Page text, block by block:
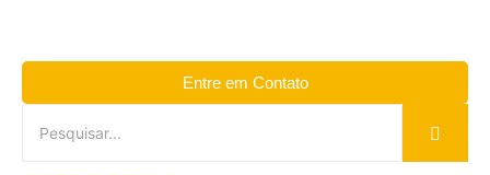
Entre em Contato